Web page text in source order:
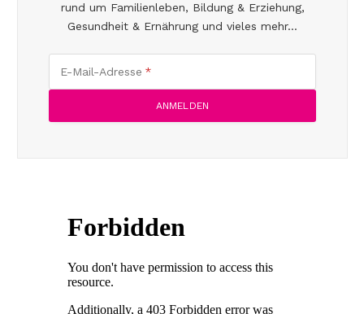
rund um Familienleben, Bildung & Erziehung,
Gesundheit & Ernährung und vieles mehr...
E-Mail-Adresse